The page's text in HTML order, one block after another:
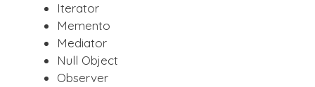
Iterator
Memento
Mediator
Null Object
Observer